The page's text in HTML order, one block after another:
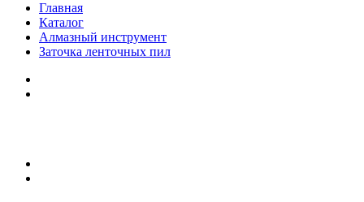
Главная
Каталог
Алмазный инструмент
Заточка ленточных пил